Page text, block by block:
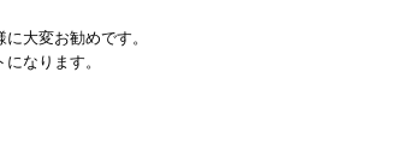
大変お勧めです。
なります。